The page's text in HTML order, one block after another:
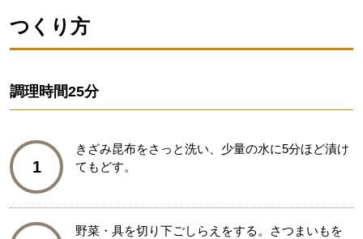
つくり方
調理時間25分
1
きざみ昆布をさっと洗い、少量の水に5分ほど漬け
てもどす。
野菜・具を切り下ごしらえをする。さつまいもを